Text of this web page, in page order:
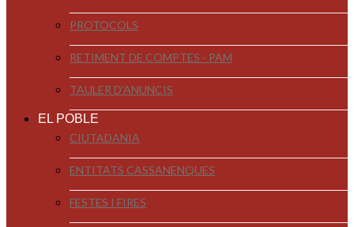
PROTOCOLS
RETIMENT DE COMPTES - PAM
TAULER D'ANUNCIS
EL POBLE
CIUTADANIA
ENTITATS CASSANENQUES
FESTES I FIRES